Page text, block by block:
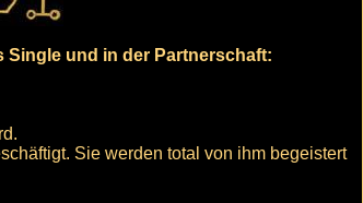
und in der Partnerschaft:
Sie werden total von ihm begeistert